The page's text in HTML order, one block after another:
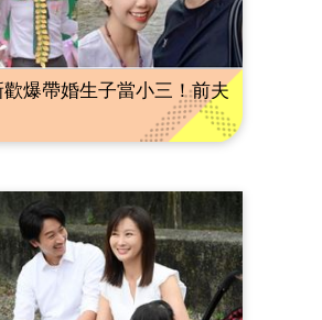
爆帶婚生子當小三！前夫